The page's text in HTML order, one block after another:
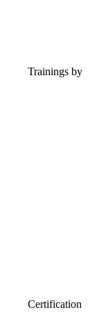
Trainings by
Certification